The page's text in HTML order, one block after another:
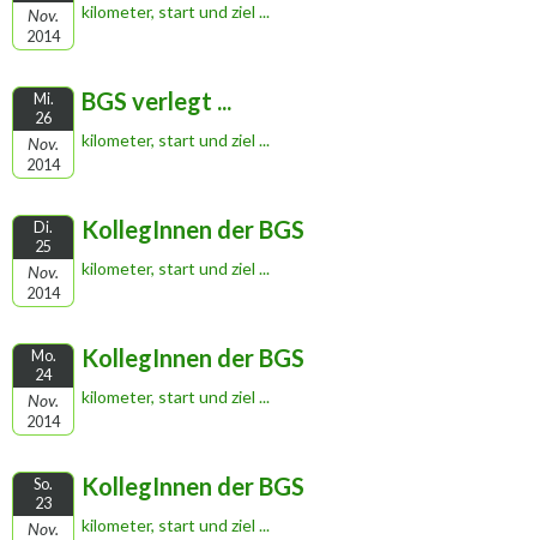
Nov.
2014
kilometer, start und ziel ...
Mi.
26
Nov.
2014
BGS verlegt ...
kilometer, start und ziel ...
Di.
25
Nov.
2014
KollegInnen der BGS
kilometer, start und ziel ...
Mo.
24
Nov.
2014
KollegInnen der BGS
kilometer, start und ziel ...
So.
23
Nov.
KollegInnen der BGS
kilometer, start und ziel ...